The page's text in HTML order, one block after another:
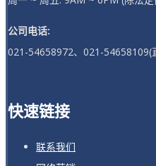
公司电话:
021-54658972、021-54658109(
快速链接
联系我们